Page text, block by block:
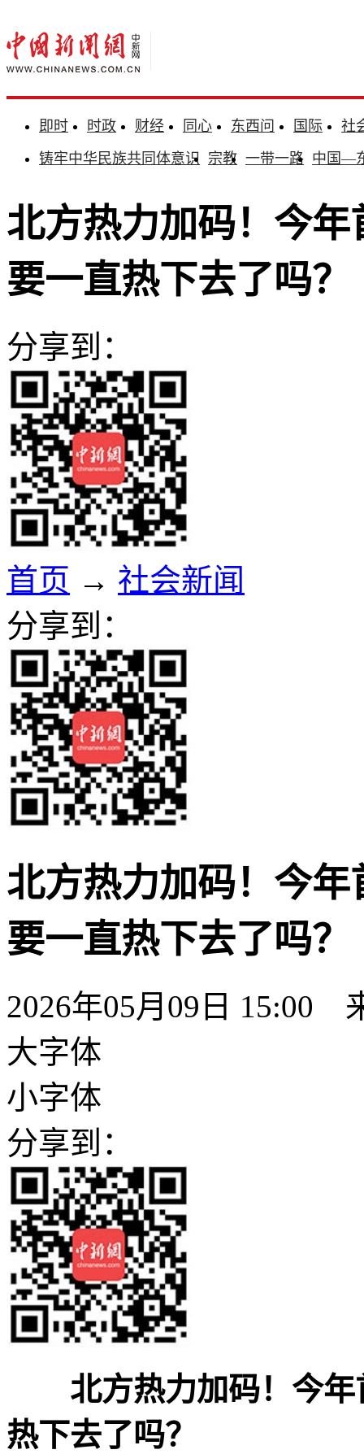
即时 时政 财经 同心 东西问 国际
社
铸牢中华民族共同体意识 宗教 一带一路 中国—
北方热力加码！今
要一直热下去了吗？
分享到：
首页 → 社会新闻
分享到：
北方热力加码！今
要一直热下去了吗？
2026年05月09日 15:00
大字体
小字体
分享到：
北方热力加码！今年
热下去了吗？